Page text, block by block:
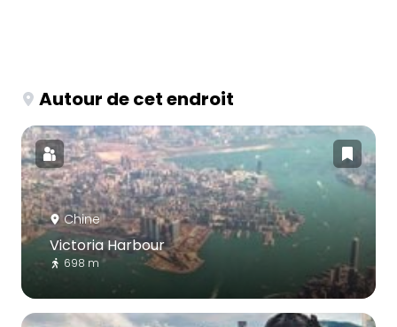
Autour de cet endroit
Chine
Victoria Harbour
698 m